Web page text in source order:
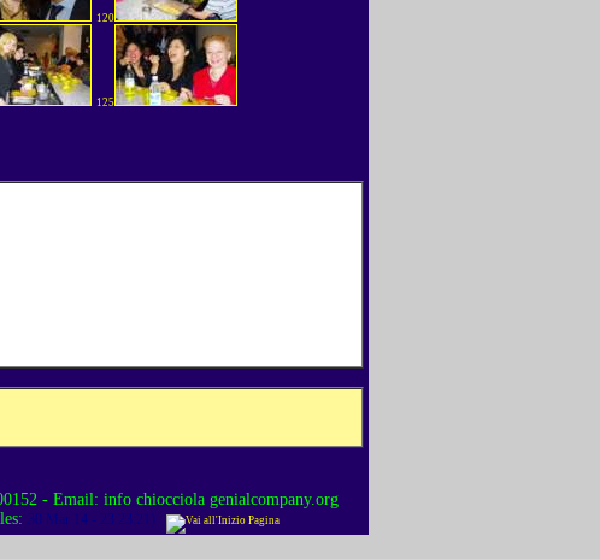
120
125
- Email: info chiocciola genialcompany.org
30 Mar 14 - 23:23:21)